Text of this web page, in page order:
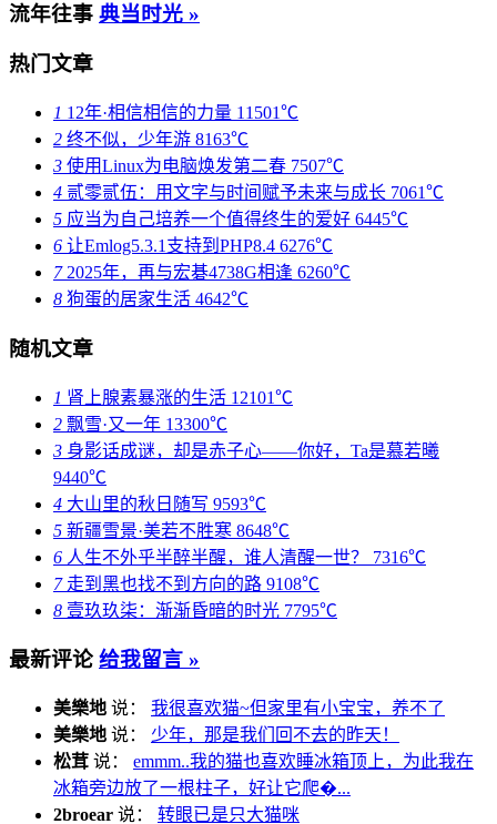
流年往事 典当时光 »
热门文章
1 12年·相信相信的力量 11501℃
2 终不似，少年游 8163℃
3 使用Linux为电脑焕发第二春 7507℃
4 贰零贰伍：用文字与时间赋予未来与成长 7061℃
5 应当为自己培养一个值得终生的爱好 6445℃
6 让Emlog5.3.1支持到PHP8.4 6276℃
72025年，再与宏碁4738G相逢 6260℃
8 狗蛋的居家生活 4642℃
随机文章
1 肾上腺素暴涨的生活 12101℃
2 飘雪·又一年 13300℃
3 身影话成谜，却是赤子心——你好，Ta是慕若曦
9440℃
4 大山里的秋日随写 9593℃
5 新疆雪景·美若不胜寒 8648℃
6 人生不外乎半醉半醒，谁人清醒一世？ 7316℃
7走到黑也找不到方向的路 9108℃
8 壹玖玖柒：渐渐昏暗的时光 7795℃
最新评论 给我留言 »
美樂地 说： 我很喜欢猫~但家里有小宝宝，养不了
美樂地 说： 少年，那是我们回不去的昨天！
松茸 说： emmm..我的猫也喜欢睡冰箱顶上，为此我在
冰箱旁边放了一根柱子，好让它爬�...
2broear 说： 转眼已是只大猫咪